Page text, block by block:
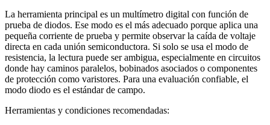
La herramienta principal es un multímetro digital con función de
prueba de diodos. Ese modo es el más adecuado porque aplica una
pequeña corriente de prueba y permite observar la caída de voltaje
directa en cada unión semiconductora. Si solo se usa el modo de
resistencia, la lectura puede ser ambigua, especialmente en circuitos
donde hay caminos paralelos, bobinados asociados o componentes
de protección como varistores. Para una evaluación confiable, el
modo diodo es el estándar de campo.
Herramientas y condiciones recomendadas: